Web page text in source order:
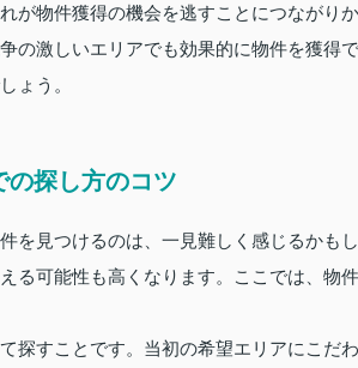
が物件獲得の機会を逃すことにつながりか
の激しいエリアでも効果的に物件を獲得
ょう。
の探し方のコツ
を見つけるのは、一見難しく感じるかも
る可能性も高くなります。ここでは、物
探すことです。当初の希望エリアにこだ